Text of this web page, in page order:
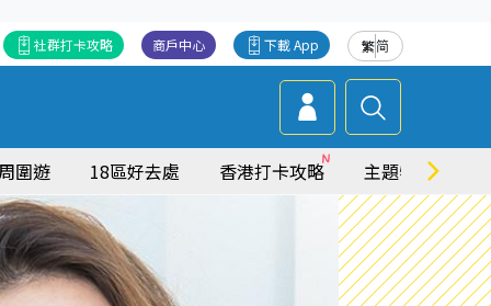
繁简
下載 App
商戶中心
社群打卡攻略
圍遊 18區好去處 香港打卡攻略 主題特集